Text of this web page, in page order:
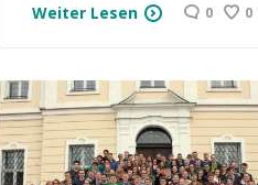
Weiter Lesen 0 0